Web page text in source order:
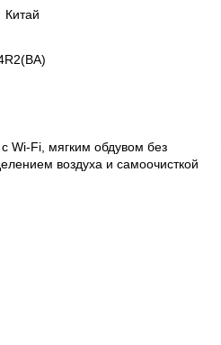
Китай
Wi-Fi, мягким обдувом без
воздуха и самоочисткой